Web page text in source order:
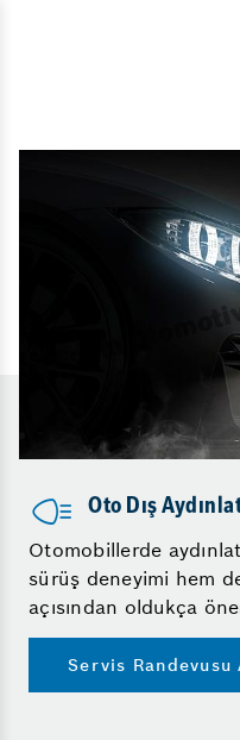
Oto Dış
Otomobillerde
sürüş deneyimi hem
açısından oldukça
Servis Randevusu